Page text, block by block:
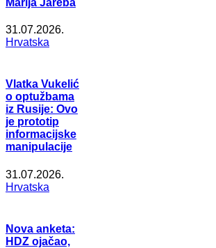
31.07.2026.
Hrvatska
Vlatka Vukelić
o optužbama
iz Rusije: Ovo
je prototip
informacijske
manipulacije
31.07.2026.
Hrvatska
Nova anketa:
HDZ ojačao,